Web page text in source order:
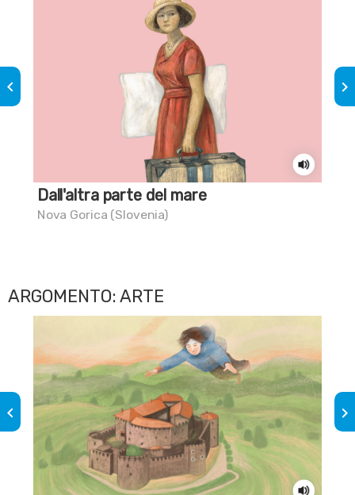
Dall'altra parte del mare
Nova Gorica (Slovenia)
keyboard_arrow_left keyboard_arrow_right
ARGOMENTO: ARTE
keyboard_arrow_left keyboard_arrow_right